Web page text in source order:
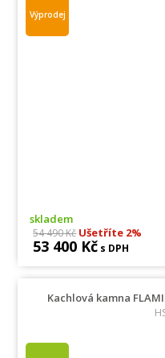
Výprodej
skladem
54 490 KčUšetříte 2%
53 400 Kč s DPH
Kachlová kamna